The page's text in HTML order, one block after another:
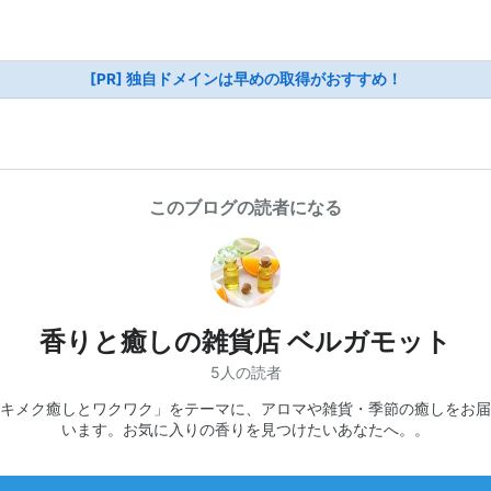
[PR] 独自ドメインは早めの取得がおすすめ！
このブログの読者になる
香りと癒しの雑貨店 ベルガモット
5人の読者
メク癒しとワクワク」をテーマに、アロマや雑貨・季節の癒しをお
います。お気に入りの香りを見つけたいあなたへ。。